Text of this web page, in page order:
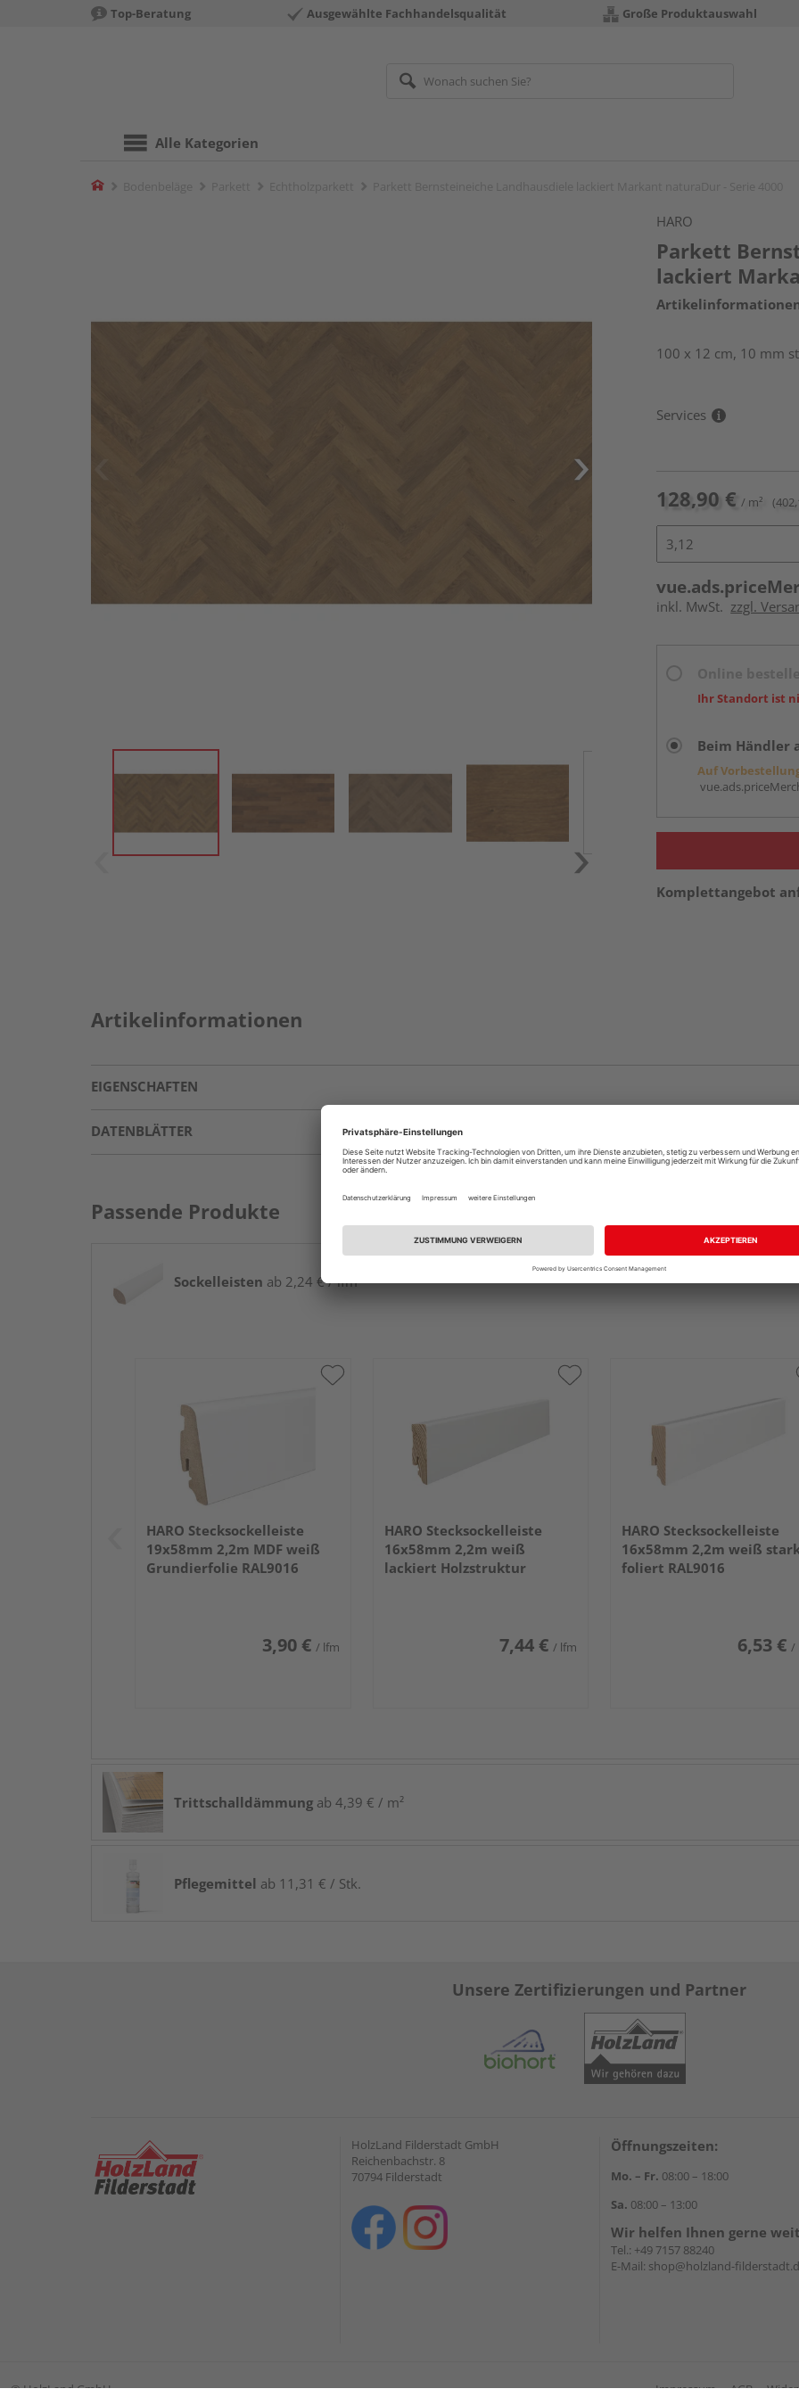
Top-Beratung Ausgewählte Fachhandelsqualität Große Produktauswahl
Alle Kategorien
Home
HARO
Parkett
lackiert
100 x 12 cm, 10 mm
Services
128,90 € / m²
inkl. MwSt. zzgl.
Ihr Standort ist
Beim Händler
Auf
Komplettangebot
Artikelinformationen
EIGENSCHAFTEN
DATENBLÄTTER
Passende Produkte
Sockelleisten ab 2,24 € / lfm
HARO Stecksockelleiste
19x58mm 2,2m MDF weiß
Grundierfolie RAL9016
3,90 € / lfm
HARO Stecksockelleiste
16x58mm 2,2m weiß
lackiert Holzstruktur
7,44 € / lfm
HARO Stecksockelleiste
16x58mm 2,2m weiß
foliert RAL9016
6,53 € /
Trittschalldämmung ab 4,39 € / m²
Pflegemittel ab 11,31 € / Stk.
Unsere Zertifizierungen und Partner
HolzLand Filderstadt GmbH
Reichenbachstr. 8
70794 Filderstadt
Öffnungszeiten:
Mo. – Fr. 08:00 – 18:00
Sa. 08:00 – 13:00
Wir helfen Ihnen gerne
Tel.: +49 7157 88240
E-Mail: shop@holzland-
©HolzLand GmbH Impressum AGB